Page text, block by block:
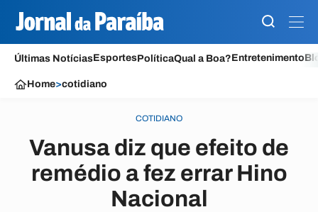
Últimas NotíciasEsportesPolíticaQual a Boa?Entretenimento
Home>cotidiano
COTIDIANO
Vanusa diz que efeito de
remédio a fez errar Hino
Nacional